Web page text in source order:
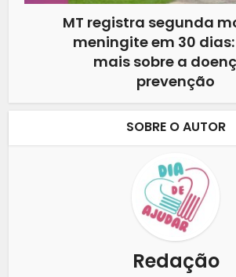
MT registra segunda
meningite em 30
mais sobre a
prevenção
SOBRE O AUTOR
Redação